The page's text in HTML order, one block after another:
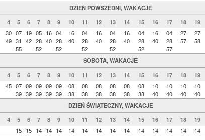
DZIEŃ POWSZEDNI, WAKACJE
4 5 6 7 8 9 10 11 12 13 14 15 16 17 18 19
30
49
07
31
55
19
42
05
28
52
16
40
04
28
52
16
40
04
28
52
16
40
04
28
52
16
40
04
28
52
16
40
04
28
57
27
57
27
58
SOBOTA, WAKACJE
4 5 6 7 8 9 10 11 12 13 14 15 16 17 18 19
45 07
39
09
39
09
39
09
39
09
39
08
38
08
38
08
38
08
38
08
38
08
38
10
40
10
40
10
40
10
40
DZIEŃ ŚWIĄTECZNY, WAKACJE
4 5 6 7 8 9 10 11 12 13 14 15 16 17 18 19
15 15 14 14 14 14 14 14 14 14 14 14 14 14 14